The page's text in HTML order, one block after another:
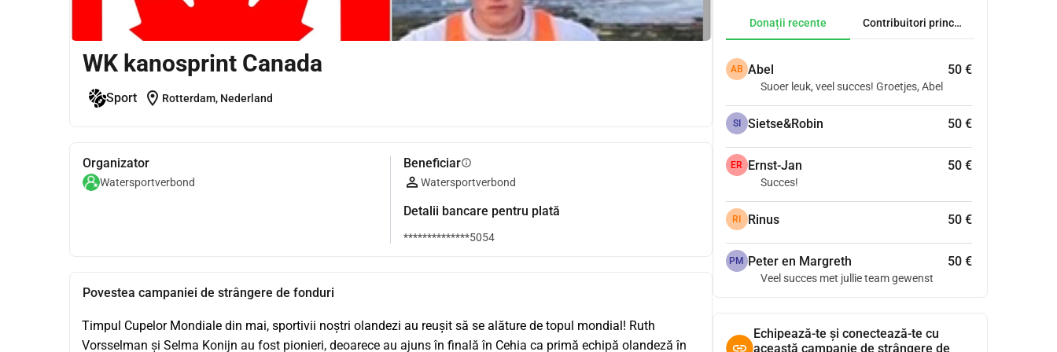
WK kanosprint Canada
Sport location_on Rotterdam, Nederland
Organizator
Watersportverbond
Beneficiarinfo
Watersportverbond
Detalii bancare pentru plată
**************5054
Povestea campaniei de strângere de fonduri
Timpul Cupelor Mondiale din mai, sportivii noștri olandezi au reușit să se alăture de topul mondial! Ruth
Vorsselman și Selma Konijn au fost pionieri, deoarece au ajuns în finală în Cehia ca primă echipă olandeză în
Donații recente Contribuitori principali
AB Abel 50 €
Suoer leuk, veel succes! Groetjes, Abel
SI Sietse&Robin 50 €
ER Ernst-Jan 50 €
Succes!
RI Rinus 50 €
PM Peter en Margreth 50 €
Veel succes met jullie team gewenst
Echipează-te și conectează-te cu
această campanie de strângere de